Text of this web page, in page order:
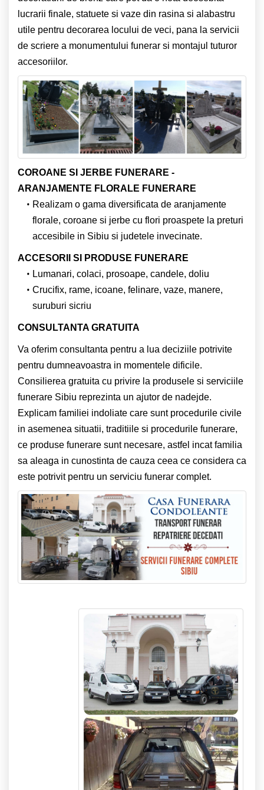
lucrarii finale, statuete si vaze din rasina si alabastru
utile pentru decorarea locului de veci, pana la servicii
de scriere a monumentului funerar si montajul tuturor
accesoriilor.
COROANE SI JERBE FUNERARE -
ARANJAMENTE FLORALE FUNERARE
Realizam o gama diversificata de aranjamente
florale, coroane si jerbe cu flori proaspete la preturi
accesibile in Sibiu si judetele invecinate.
ACCESORII SI PRODUSE FUNERARE
Lumanari, colaci, prosoape, candele, doliu
Crucifix, rame, icoane, felinare, vaze, manere,
suruburi sicriu
CONSULTANTA GRATUITA
Va oferim consultanta pentru a lua deciziile potrivite
pentru dumneavoastra in momentele dificile.
Consilierea gratuita cu privire la produsele si serviciile
funerare Sibiu reprezinta un ajutor de nadejde.
Explicam familiei indoliate care sunt procedurile civile
in asemenea situatii, traditiile si procedurile funerare,
ce produse funerare sunt necesare, astfel incat familia
sa aleaga in cunostinta de cauza ceea ce considera ca
este potrivit pentru un serviciu funerar complet.